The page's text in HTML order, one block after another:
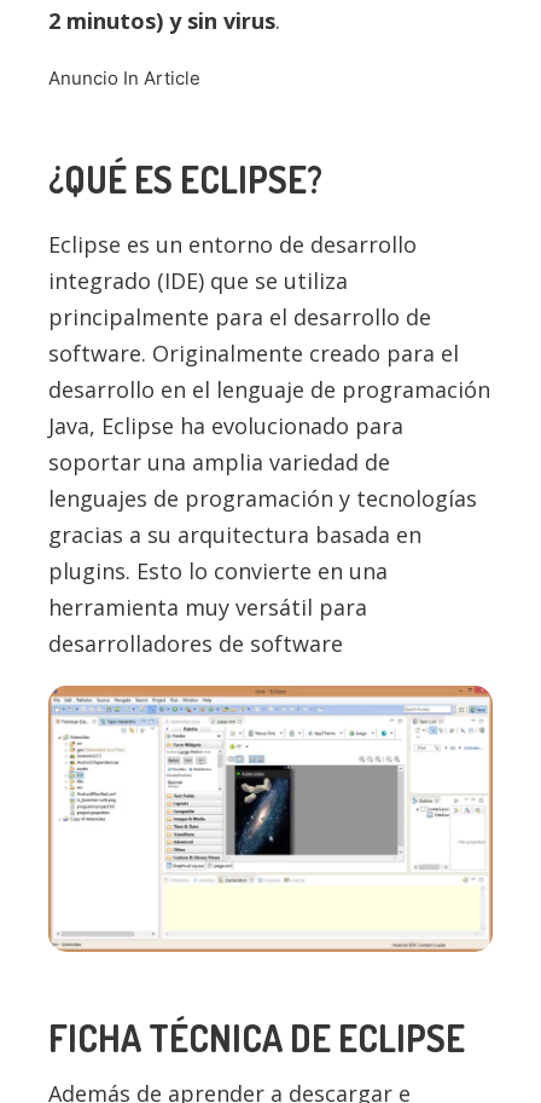
2 minutos) y sin virus.
Anuncio In Article
¿QUÉ ES ECLIPSE?
Eclipse es un entorno de desarrollo
integrado (IDE) que se utiliza
principalmente para el desarrollo de
software. Originalmente creado para el
desarrollo en el lenguaje de programación
Java, Eclipse ha evolucionado para
soportar una amplia variedad de
lenguajes de programación y tecnologías
gracias a su arquitectura basada en
plugins. Esto lo convierte en una
herramienta muy versátil para
desarrolladores de software
FICHA TÉCNICA DE ECLIPSE
Además de aprender a descargar e